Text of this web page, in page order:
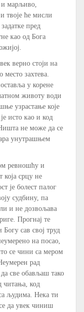
и марљиво,
твоје ће мисли
пред
као од Бога
верно стоји на
захтева.
у корене
животу води
узрастање које
исто као и код
не може да се
унутрашњем
ревношћу и
срцу не
је болест палог
судбину, па
и не дозвољава
Прогнај те
сав свој труд
на посао,
се чини са мером
рад
све обављаш тако
читања, код
људима. Нека ти
да увек чиниш